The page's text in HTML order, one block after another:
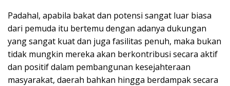
Padahal, apabila bakat dan potensi sangat luar biasa
dari pemuda itu bertemu dengan adanya dukungan
yang sangat kuat dan juga fasilitas penuh, maka bukan
tidak mungkin mereka akan berkontribusi secara aktif
dan positif dalam pembangunan kesejahteraan
masyarakat, daerah bahkan hingga berdampak secara